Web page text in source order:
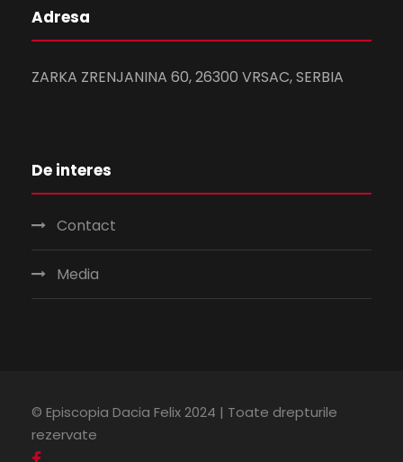
Adresa
ZARKA ZRENJANINA 60, 26300 VRSAC, SERBIA
De interes
Contact
Media
© Episcopia Dacia Felix 2024 | Toate drepturile
rezervate